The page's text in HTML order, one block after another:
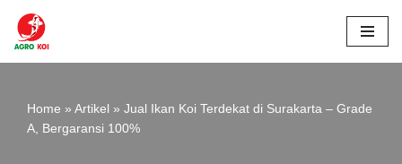
Lompat
Home » Artikel » Jual Ikan Koi Terdekat di Surakarta – Grade
A, Bergaransi 100%